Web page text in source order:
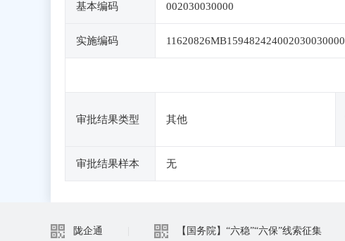
基本编码 002030030000
实施编码 11620826MB159482424002030030000
审批结果类型 其他
审批结果样本 无
陇企通 【国务院】“六稳”“六保”线索征集